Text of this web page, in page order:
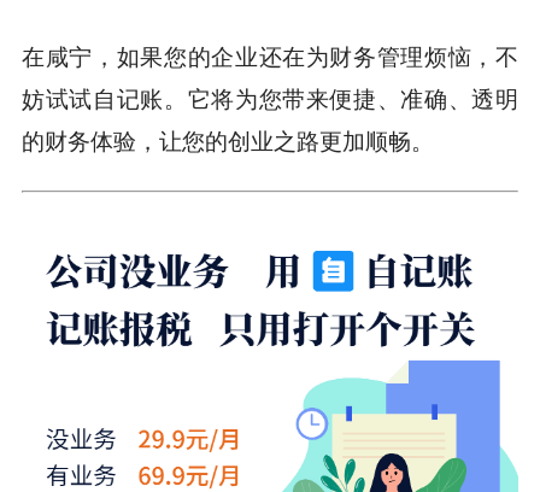
在咸宁，如果您的企业还在为财务管理烦恼，不
妨试试自记账。它将为您带来便捷、准确、透明
的财务体验，让您的创业之路更加顺畅。